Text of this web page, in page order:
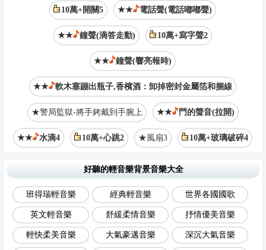
10萬+開關5 ★★ 電話聲(電話嘟嘟聲)
★★ 鐘聲(滴答走動) 10萬+寫字聲2
★★ 鐘聲(響亮報時)
★★ 軟木塞蹦出瓶子,香檳酒：卸掉密封金屬箔和捆線
★警局監獄-將手銬戴到手腕上 ★★ 門的聲音(拉開)
★★ 水滴4 10萬+心跳2 ★風扇3 10萬+玻璃破碎4
好聽的輕音樂背景音樂大全
班得瑞輕音樂 經典輕音樂 世界各國國歌
英文輕音樂 舒緩柔情音樂 抒情優美音樂
輕快柔美音樂 大氣豪邁音樂 深沉大氣音樂